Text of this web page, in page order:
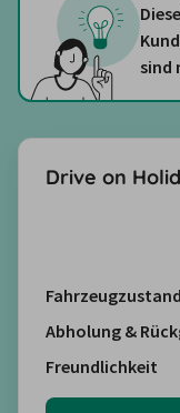
sind
Drive on
Fahrzeugzustand
Abholung &
Freundlichkeit